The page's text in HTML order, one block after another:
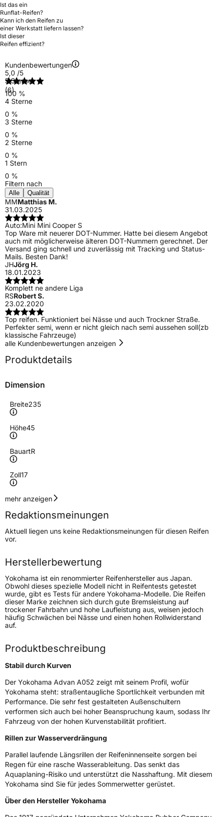
Ist das ein
Runflat-Reifen?
Kann ich den Reifen zu
einer Werkstatt liefern lassen?
Ist dieser
Reifen effizient?
Kundenbewertungen
5,0 /5
(6)
5 Sterne
100 %
4 Sterne
0 %
3 Sterne
0 %
2 Sterne
0 %
1 Stern
0 %
Filtern nach
Alle Qualität
MMMatthias M.
31.03.2025
Auto:Mini Mini Cooper S
Top Ware mit neuerer DOT-Nummer. Hatte bei diesem Angebot
auch mit möglicherweise älteren DOT-Nummern gerechnet. Der
Versand ging schnell und zuverlässig mit Tracking und Status-
Mails. Besten Dank!
JHJörg H.
18.01.2023
Komplett ne andere Liga
RSRobert S.
23.02.2020
Top reifen. Funktioniert bei Nässe und auch Trockner Straße.
Perfekter semi, wenn er nicht gleich nach semi aussehen soll(zb
klassische Fahrzeuge)
alle Kundenbewertungen anzeigen
Produktdetails
Dimension
Breite235
Höhe45
BauartR
Zoll17
Geschwindigkeitsindex
Höchstgeschwindigkeit
270 km/h
Lastindex97
Höchstlast730 kg
Gewicht (in kg)
Generelle Merkmale
FahrzeugtypPKW
Verwendung
Modellname
Advan A052
Weitere Eigenschaften
SchlauchtypTL
VerstärktXL
EU Label
Effizienz D
mehr anzeigen
Redaktionsmeinungen
Aktuell liegen uns keine Redaktionsmeinungen für diesen Reifen
vor.
Herstellerbewertung
Yokohama ist ein renommierter Reifenhersteller aus Japan.
Obwohl dieses spezielle Modell nicht in Reifentests getestet
wurde, gibt es Tests für andere Yokohama-Modelle. Die Reifen
dieser Marke zeichnen sich durch gute Bremsleistung auf
trockener Fahrbahn und hohe Laufleistung aus, weisen jedoch
häufig Schwächen bei Nässe und einen hohen Rollwiderstand
auf.
Produktbeschreibung
Stabil durch Kurven
Der Yokohama Advan A052 zeigt mit seinem Profil, wofür
Yokohama steht: straßentaugliche Sportlichkeit verbunden mit
Performance. Die sehr fest gestalteten Außenschultern
verformen sich auch bei hoher Beanspruchung kaum, sodass Ihr
Fahrzeug von der hohen Kurvenstabilität profitiert.
Rillen zur Wasserverdrängung
Parallel laufende Längsrillen der Reifeninnenseite sorgen bei
Regen für eine rasche Wasserableitung. Das senkt das
Aquaplaning-Risiko und unterstützt die Nasshaftung. Mit diesem
Yokohama sind Sie für jedes Sommerwetter gerüstet.
Über den Hersteller Yokohama